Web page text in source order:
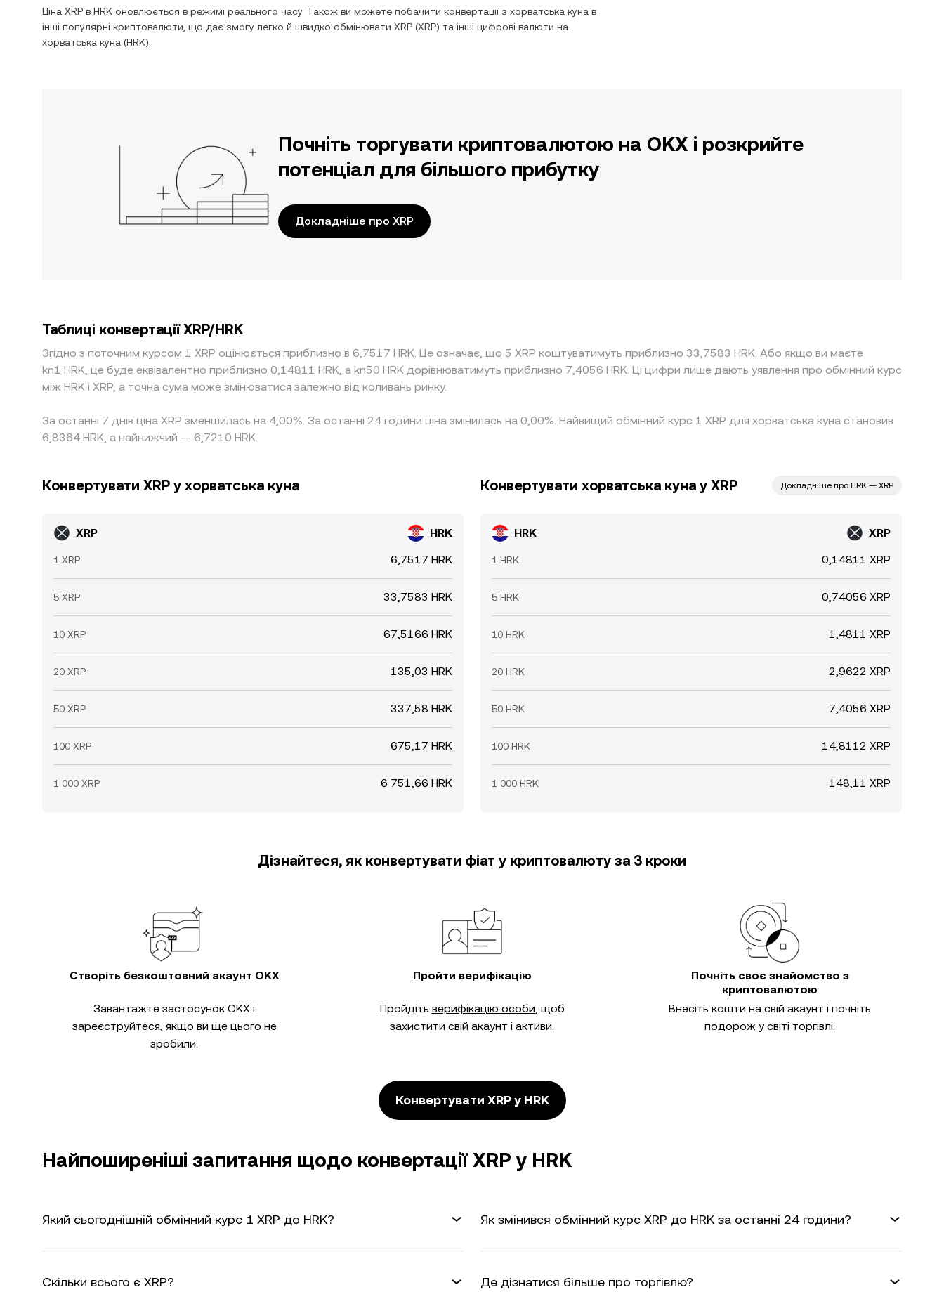
Ціна XRP в HRK оновлюється в режимі реального часу. Також ви можете побачити конвертації з хорватська куна в
інші популярні криптовалюти, що дає змогу легко й швидко обмінювати XRP (XRP) та інші цифрові валюти на
хорватська куна (HRK).
Почніть торгувати криптовалютою на OKX і розкрийте
потенціал для більшого прибутку
Докладніше про XRP
Таблиці конвертації XRP/HRK
Згідно з поточним курсом 1 XRP оцінюється приблизно в 6,7517 HRK. Це означає, що 5 XRP коштуватимуть приблизно 33,7583 HRK. Або якщо ви маєте
kn1 HRK, це буде еквівалентно приблизно 0,14811 HRK, а kn50 HRK дорівнюватимуть приблизно 7,4056 HRK. Ці цифри лише дають уявлення про обмінний курс
між HRK і XRP, а точна сума може змінюватися залежно від коливань ринку.
За останні 7 днів ціна XRP зменшилась на 4,00%. За останні 24 години ціна змінилась на 0,00%. Найвищий обмінний курс 1 XRP для хорватська куна становив
6,8364 HRK, а найнижчий — 6,7210 HRK.
Конвертувати XRP у хорватська куна
XRP HRK
1 XRP 6,7517 HRK
5 XRP 33,7583 HRK
10 XRP 67,5166 HRK
20 XRP 135,03 HRK
50 XRP 337,58 HRK
100 XRP 675,17 HRK
1 000 XRP 6 751,66 HRK
Конвертувати хорватська куна у XRP Докладніше про HRK — XRP
HRK XRP
1 HRK 0,14811 XRP
5 HRK 0,74056 XRP
10 HRK 1,4811 XRP
20 HRK 2,9622 XRP
50 HRK 7,4056 XRP
100 HRK 14,8112 XRP
1 000 HRK 148,11 XRP
Дізнайтеся, як конвертувати фіат у криптовалюту за 3 кроки
Створіть безкоштовний акаунт OKX
Завантажте застосунок OKX і
зареєструйтеся, якщо ви ще цього не
зробили.
Пройти верифікацію
Пройдіть верифікацію особи, щоб
захистити свій акаунт і активи.
Почніть своє знайомство з
криптовалютою
Внесіть кошти на свій акаунт і почніть
подорож у світі торгівлі.
Конвертувати XRP у HRK
Найпоширеніші запитання щодо конвертації XRP у HRK
Який сьогоднішній обмінний курс 1 XRP до HRK? Як змінився обмінний курс XRP до HRK за останні 24 години?
Скільки всього є XRP? Де дізнатися більше про торгівлю?